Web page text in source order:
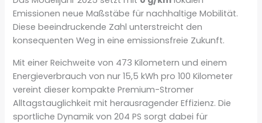
Emissionen neue Maßstäbe für nachhaltige Mobilität.
Diese beeindruckende Zahl unterstreicht den
konsequenten Weg in eine emissionsfreie Zukunft.
Mit einer Reichweite von 473 Kilometern und einem
Energieverbrauch von nur 15,5 kWh pro 100 Kilometer
vereint dieser kompakte Premium-Stromer
Alltagstauglichkeit mit herausragender Effizienz. Die
sportliche Dynamik von 204 PS sorgt dabei für